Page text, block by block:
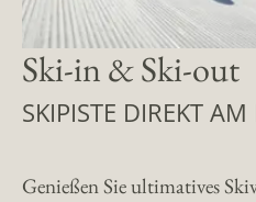
Ski-in & Ski-out
SKIPISTE DIREKT AM
Genießen Sie ultimatives